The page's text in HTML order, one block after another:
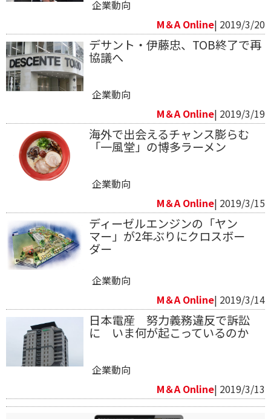
企業動向
M＆A Online| 2019/3/20
デサント・伊藤忠、TOB終了で再
協議へ
企業動向
M＆A Online| 2019/3/19
海外で出会えるチャンス膨らむ
「一風堂」の博多ラーメン
企業動向
M＆A Online| 2019/3/15
ディーゼルエンジンの「ヤン
マー」が2年ぶりにクロスボー
ダー
企業動向
M＆A Online| 2019/3/14
日本電産 努力義務違反で訴訟
に いま何が起こっているのか
企業動向
M＆A Online| 2019/3/13